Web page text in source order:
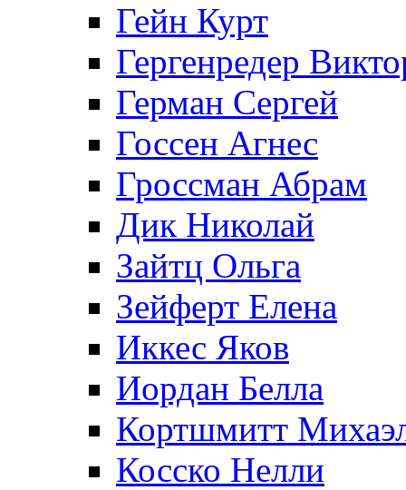
Гейн Курт
Гергенредер
Герман Сергей
Госсен Агнес
Гроссман Абрам
Дик Николай
Зайтц Ольга
Зейферт Елена
Иккес Яков
Иордан Белла
Кортшмитт
Косско Нелли